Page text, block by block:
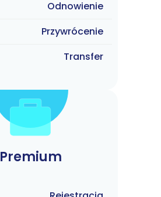
Odnowienie
Przywrócenie
Transfer
Premium